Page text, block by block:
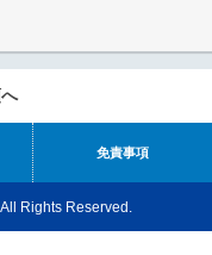
免責事項
Rights Reserved.